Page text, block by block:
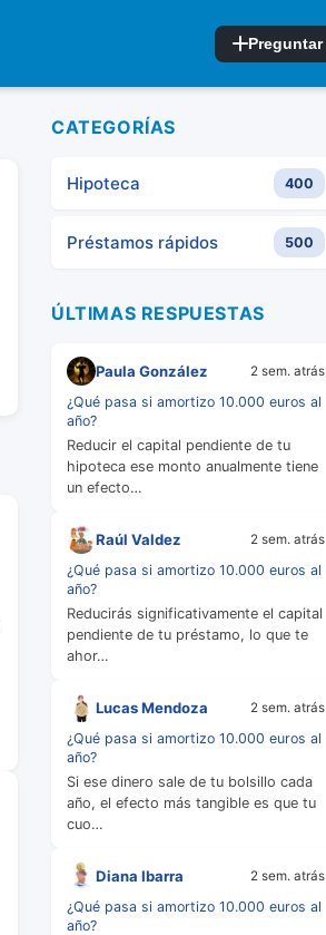
Preguntar
CATEGORÍAS
Hipoteca 400
Préstamos rápidos 500
ÚLTIMAS RESPUESTAS
Paula González 2 sem. atrás
¿Qué pasa si amortizo 10.000 euros al
año?
Reducir el capital pendiente de tu
hipoteca ese monto anualmente tiene
un efecto…
Raúl Valdez 2 sem. atrás
¿Qué pasa si amortizo 10.000 euros al
año?
Reducirás significativamente el capital
pendiente de tu préstamo, lo que te
ahor…
Lucas Mendoza 2 sem. atrás
¿Qué pasa si amortizo 10.000 euros al
año?
Si ese dinero sale de tu bolsillo cada
año, el efecto más tangible es que tu
cuo…
Diana Ibarra 2 sem. atrás
¿Qué pasa si amortizo 10.000 euros al
año?